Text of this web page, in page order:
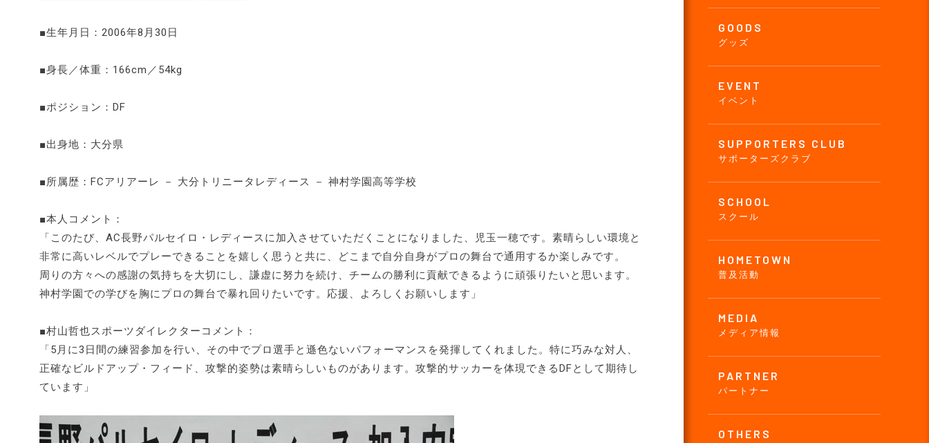
GOODS
グッズ
EVENT
イベント
SUPPORTERS CLUB
サポーターズクラブ
SCHOOL
スクール
HOMETOWN
普及活動
MEDIA
メディア情報
PARTNER
パートナー
OTHERS
■生年月日：2006年8月30日
■身長／体重：166cm／54kg
■ポジション：DF
■出身地：大分県
■所属歴：FCアリアーレ － 大分トリニータレディース － 神村学園高等学校
■本人コメント：
「このたび、AC長野パルセイロ・レディースに加入させていただくことになりました、児玉一穂です。素晴らしい環境と
非常に高いレベルでプレーできることを嬉しく思うと共に、どこまで自分自身がプロの舞台で通用するか楽しみです。
周りの方々への感謝の気持ちを大切にし、謙虚に努力を続け、チームの勝利に貢献できるように頑張りたいと思います。
神村学園での学びを胸にプロの舞台で暴れ回りたいです。応援、よろしくお願いします」
■村山哲也スポーツダイレクターコメント：
「5月に3日間の練習参加を行い、その中でプロ選手と遜色ないパフォーマンスを発揮してくれました。特に巧みな対人、
正確なビルドアップ・フィード、攻撃的姿勢は素晴らしいものがあります。攻撃的サッカーを体現できるDFとして期待し
ています」